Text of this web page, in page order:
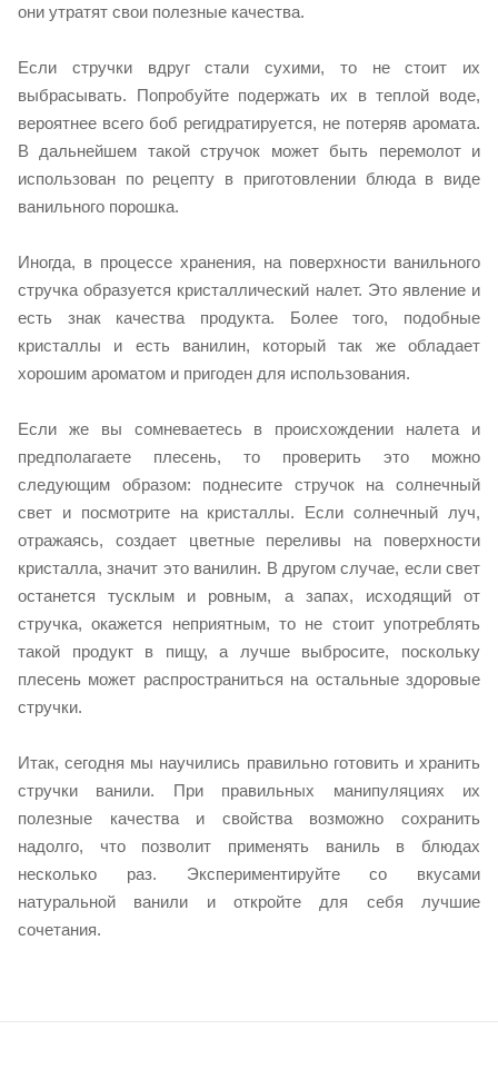
они утратят свои полезные качества.
Если стручки вдруг стали сухими, то не стоит их
выбрасывать. Попробуйте подержать их в теплой воде,
вероятнее всего боб регидратируется, не потеряв аромата.
В дальнейшем такой стручок может быть перемолот и
использован по рецепту в приготовлении блюда в виде
ванильного порошка.
Иногда, в процессе хранения, на поверхности ванильного
стручка образуется кристаллический налет. Это явление и
есть знак качества продукта. Более того, подобные
кристаллы и есть ванилин, который так же обладает
хорошим ароматом и пригоден для использования.
Если же вы сомневаетесь в происхождении налета и
предполагаете плесень, то проверить это можно
следующим образом: поднесите стручок на солнечный
свет и посмотрите на кристаллы. Если солнечный луч,
отражаясь, создает цветные переливы на поверхности
кристалла, значит это ванилин. В другом случае, если свет
останется тусклым и ровным, а запах, исходящий от
стручка, окажется неприятным, то не стоит употреблять
такой продукт в пищу, а лучше выбросите, поскольку
плесень может распространиться на остальные здоровые
стручки.
Итак, сегодня мы научились правильно готовить и хранить
стручки ванили. При правильных манипуляциях их
полезные качества и свойства возможно сохранить
надолго, что позволит применять ваниль в блюдах
несколько раз. Экспериментируйте со вкусами
натуральной ванили и откройте для себя лучшие
сочетания.